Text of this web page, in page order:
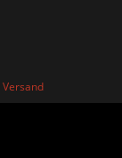
Versand